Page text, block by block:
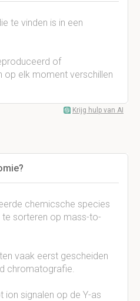
te vinden is in een
of
elk moment verschillen
Krijg hulp van AI
chemicsche species
sorteren op mass-to-
vaak eerst gescheiden
chromatografie.
ion signalen op de Y-as